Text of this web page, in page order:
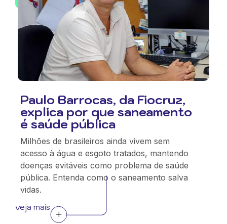
Paulo Barrocas, da Fiocruz,
explica por que saneamento
é saúde pública
Milhões de brasileiros ainda vivem sem
acesso à água e esgoto tratados, mantendo
doenças evitáveis como problema de saúde
pública. Entenda como o saneamento salva
vidas.
veja mais